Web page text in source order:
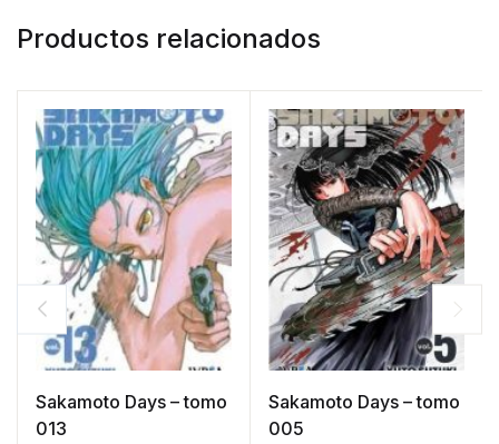
Productos relacionados
Sakamoto Days – tomo
013
Sakamoto Days – tomo
005